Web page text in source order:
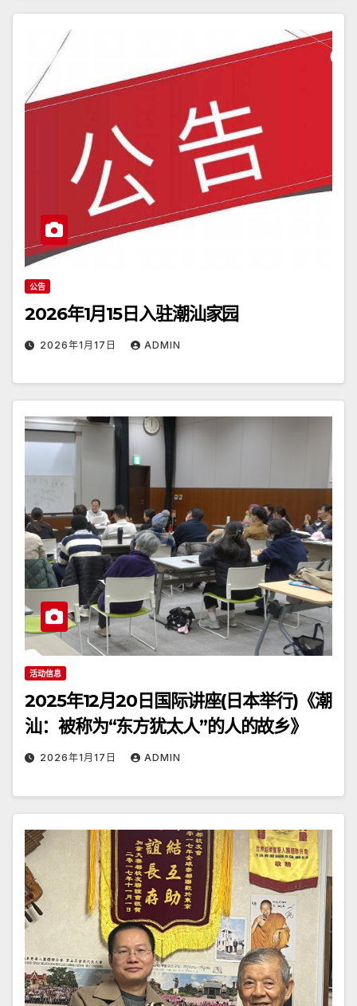
公告
2026年1月15日入驻潮汕家园
2026年1月17日 ADMIN
活动信息
2025年12月20日国际讲座(日本举行)《潮
汕：被称为“东方犹太人”的人的故乡》
2026年1月17日 ADMIN